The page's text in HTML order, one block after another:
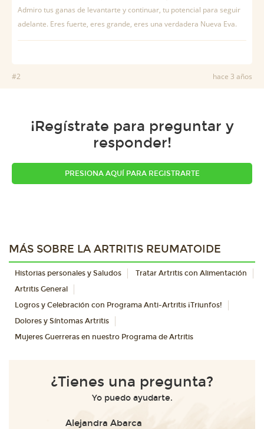
Admiro tus ganas de levantarte y continuar, tu potencial para seguir
adelante. Eres fuerte, eres grande, eres una verdadera Nueva Eva.
#2 hace 3 años
¡Regístrate para preguntar y
responder!
PRESIONA AQUÍ PARA REGISTRARTE
MÁS SOBRE LA ARTRITIS REUMATOIDE
Historias personales y Saludos
Tratar Artritis con Alimentación
Artritis General
Logros y Celebración con Programa Anti-Artritis ¡Triunfos!
Dolores y Síntomas Artritis
Mujeres Guerreras en nuestro Programa de Artritis
¿Tienes una pregunta?
Yo puedo ayudarte.
Alejandra Abarca